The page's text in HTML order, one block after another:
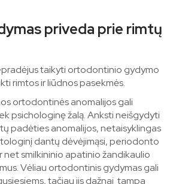
priveda prie rimtų
taikyti ortodontinio gydymo
rimtos ir liūdnos pasekmės.
ortodontinės anomalijos gali
psichologinę žalą. Anksti neišgydyti
padėties anomalijos, netaisyklingas
dantų dėvėjimąsi, periodonto
net smilkininio apatinio žandikaulio
Vėliau ortodontinis gydymas gali
tačiau jis dažnai tampa